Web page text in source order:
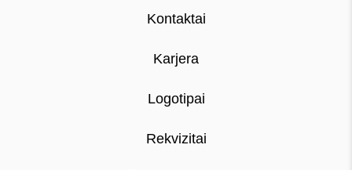
Kontaktai
Karjera
Logotipai
Rekvizitai